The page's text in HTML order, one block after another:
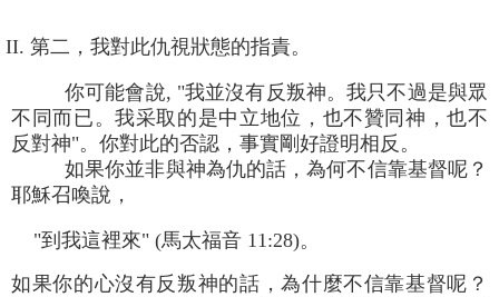
II. 第二，我對此仇視狀態的指責。
你可能會說, "我並沒有反叛神。我只不過是與眾
不同而已。我采取的是中立地位，也不贊同神，也不
反對神"。你對此的否認，事實剛好證明相反。
如果你並非與神為仇的話，為何不信靠基督呢？
耶穌召喚說，
"到我這裡來" (馬太福音 11:28)。
如果你的心沒有反叛神的話，為什麼不信靠基督呢？